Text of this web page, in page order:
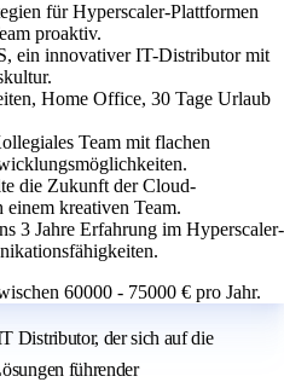
für Hyperscaler-Plattformen
proaktiv.
ein innovativer IT-Distributor mit
Home Office, 30 Tage Urlaub
Team mit flachen
die Zukunft der Cloud-
kreativen Team.
3 Jahre Erfahrung im Hyperscaler-
60000 - 75000 € pro Jahr.
Distributor, der sich auf die
führender